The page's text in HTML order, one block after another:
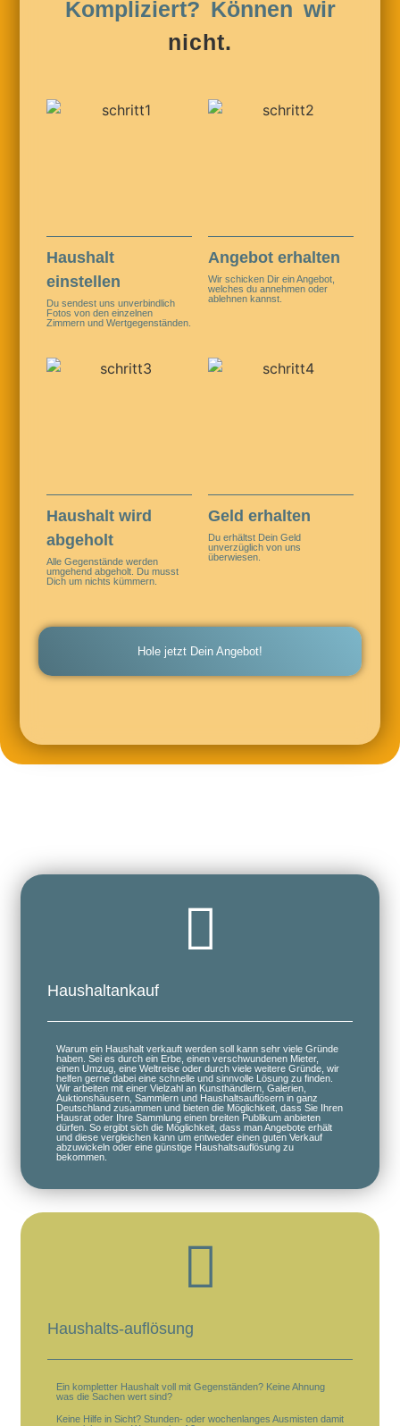
Kompliziert? Können wir
nicht.
Haushalt
einstellen
Du sendest uns unverbindlich
Fotos von den einzelnen
Zimmern und Wertgegenständen.
Angebot erhalten
Wir schicken Dir ein Angebot,
welches du annehmen oder
ablehnen kannst.
Haushalt wird
abgeholt
Alle Gegenstände werden
umgehend abgeholt. Du musst
Dich um nichts kümmern.
Geld erhalten
Du erhältst Dein Geld
unverzüglich von uns
überwiesen.
Hole jetzt Dein Angebot!
Haushaltankauf
Warum ein Haushalt verkauft werden soll kann sehr viele Gründe
haben. Sei es durch ein Erbe, einen verschwundenen Mieter,
einen Umzug, eine Weltreise oder durch viele weitere Gründe, wir
helfen gerne dabei eine schnelle und sinnvolle Lösung zu finden.
Wir arbeiten mit einer Vielzahl an Kunsthändlern, Galerien,
Auktionshäusern, Sammlern und Haushaltsauflösern in ganz
Deutschland zusammen und bieten die Möglichkeit, dass Sie Ihren
Hausrat oder Ihre Sammlung einen breiten Publikum anbieten
dürfen. So ergibt sich die Möglichkeit, dass man Angebote erhält
und diese vergleichen kann um entweder einen guten Verkauf
abzuwickeln oder eine günstige Haushaltsauflösung zu
bekommen.
Haushalts-auflösung
Ein kompletter Haushalt voll mit Gegenständen? Keine Ahnung
was die Sachen wert sind?
Keine Hilfe in Sicht? Stunden- oder wochenlanges Ausmisten damit